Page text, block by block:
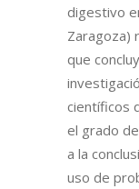
digestivo
Zaragoza)
que
científicos
el grado
a la
uso de